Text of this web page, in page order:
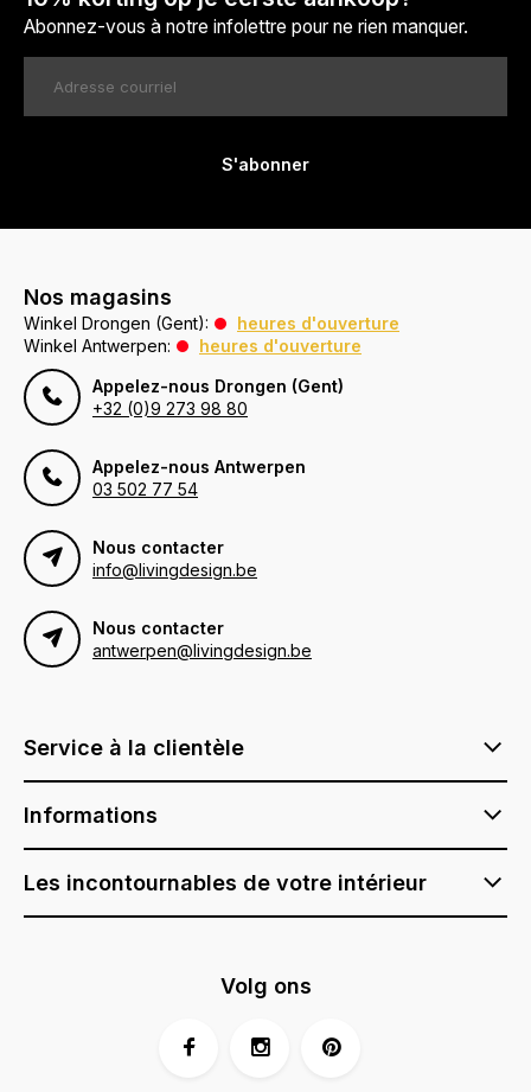
Abonnez-vous à notre infolettre pour ne rien manquer.
S'abonner
Nos magasins
Winkel Drongen (Gent):
heures d'ouverture
Winkel Antwerpen:
heures d'ouverture
Appelez-nous Drongen (Gent)
+32 (0)9 273 98 80
Appelez-nous Antwerpen
03 502 77 54
Nous contacter
info@livingdesign.be
Nous contacter
antwerpen@livingdesign.be
Service à la clientèle
Informations
Les incontournables de votre intérieur
Volg ons